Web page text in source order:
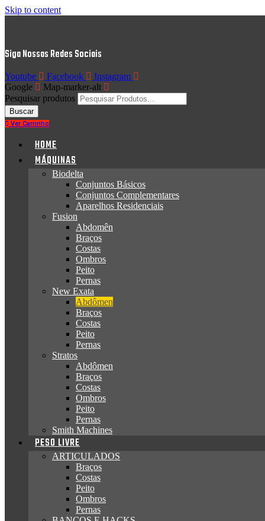
Skip to content
Siga Nossas Redes Sociais
Youtube Facebook
Instagram
Google
Map-marker-alt
Pesquisar produtos
Buscar
Ver Carrinho
HOME
MÁQUINAS
Biodelta
Conjuntos Básicos
Conjuntos Complementares
Aparelhos Residenciais
Fusion
Abdomên
Braços
Costas
Ombros
Peito
Pernas
New Exata
Abdômen
Braços
Costas
Peito
Pernas
Stratos
Abdômen
Braços
Costas
Ombros
Peito
Pernas
Smith Machines
PESO LIVRE
ARTICULADOS
Braços
Costas
Peito
Ombros
Pernas